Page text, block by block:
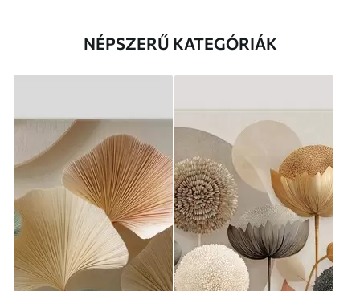
NÉPSZERŰ KATEGÓRIÁK